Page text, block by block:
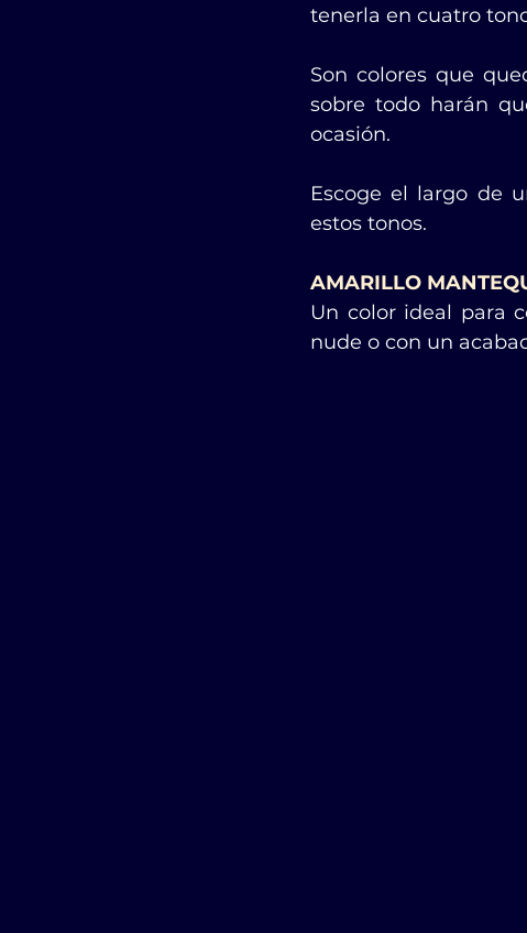
tenerla en cuatro
Son colores que
sobre todo harán
ocasión.
Escoge el largo de
estos tonos.
AMARILLO
Un color ideal para
nude o con un